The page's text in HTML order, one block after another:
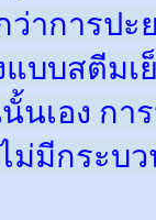
ว่าการป
แบบสตีม
นเอง กา
มีกระบ